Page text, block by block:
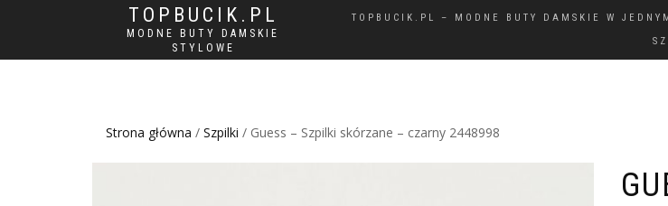
TOPBUCIK.PL
MODNE BUTY DAMSKIE
STYLOWE
TOPBUCIK.PL – MODNE BUTY DAMSKIE W
Strona główna / Szpilki / Guess – Szpilki skórzane – czarny 2448998